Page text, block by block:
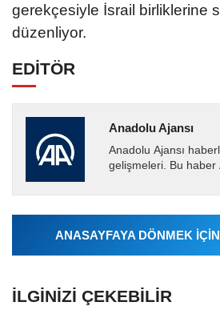
gerekçesiyle İsrail birliklerine
düzenliyor.
EDİTÖR
Anadolu Ajansı
Anadolu Ajansı
gelişmeleri. Bu haber
tarafından geçilen
ANASAYFAYA DÖNMEK
İLGINIZI ÇEKEBILIR